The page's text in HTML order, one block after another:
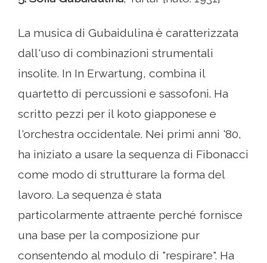
La musica di Gubaidulina è caratterizzata
dall'uso di combinazioni strumentali
insolite. In In Erwartung, combina il
quartetto di percussioni e sassofoni. Ha
scritto pezzi per il koto giapponese e
l'orchestra occidentale. Nei primi anni '80,
ha iniziato a usare la sequenza di Fibonacci
come modo di strutturare la forma del
lavoro. La sequenza è stata
particolarmente attraente perché fornisce
una base per la composizione pur
consentendo al modulo di "respirare". Ha